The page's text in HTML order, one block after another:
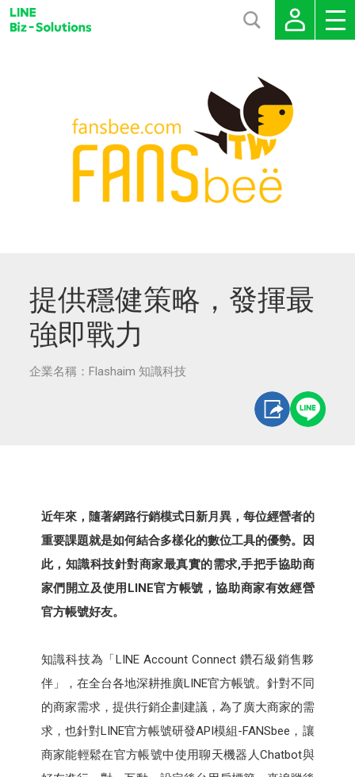
提供穩健策略，發揮最
強即戰力
企業名稱：Flashaim 知識科技
近年來，隨著網路行銷模式日新月異，每位經營者的
重要課題就是如何結合多樣化的數位工具的優勢。因
此，知識科技針對商家最真實的需求,手把手協助商
家們開立及使用LINE官方帳號，協助商家有效經營
官方帳號好友。
知識科技為「LINE Account Connect 鑽石級銷售夥
伴」，在全台各地深耕推廣LINE官方帳號。針對不同
的商家需求，提供行銷企劃建議，為了廣大商家的需
求，也針對LINE官方帳號研發API模組-FANSbee，讓
商家能輕鬆在官方帳號中使用聊天機器人Chatbot與